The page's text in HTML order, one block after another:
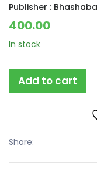
Publisher :
400.00
In stock
Add to cart
Share: